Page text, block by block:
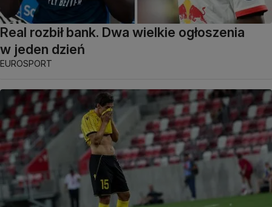
Real rozbił bank. Dwa wielkie ogłoszenia
w jeden dzień
EUROSPORT